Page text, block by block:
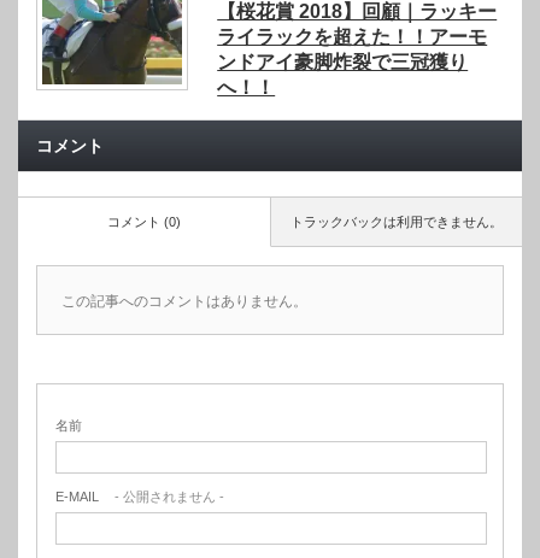
【桜花賞 2018】回顧｜ラッキー
ライラックを超えた！！アーモ
ンドアイ豪脚炸裂で三冠獲り
へ！！
コメント
トラックバックは利用できません。
コメント (0)
この記事へのコメントはありません。
名前
E-MAIL - 公開されません -